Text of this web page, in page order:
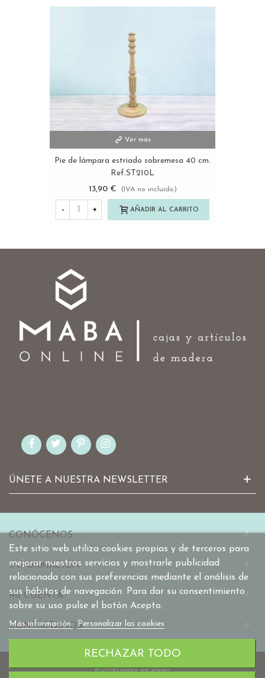
Ver más
Pie de lámpara estriado sobremesa 40 cm.
Ref.ST210L
13,90 €
(IVA no incluido)
- + AÑADIR AL CARRITO
ÚNETE A NUESTRA NEWSLETTER
Este sitio web utiliza cookies propias y de terceros para
mejorar nuestros servicios y mostrarle publicidad
relacionada con sus preferencias mediante el análisis de
sus hábitos de navegación. Para dar su consentimiento
sobre su uso pulse el botón Acepto.
Más información Personalizar las cookies
RECHAZAR TODO
CONÓCENOS
INFORMACIÓN
MI CUENTA
CONTÁCTANOS